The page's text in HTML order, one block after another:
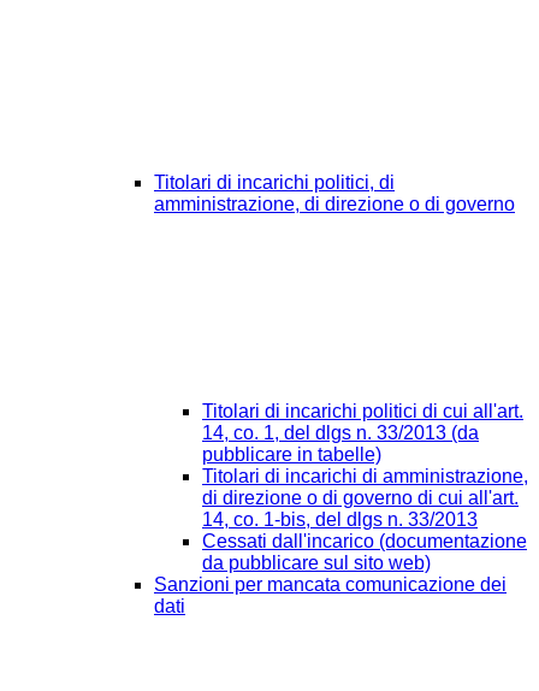
Titolari di incarichi politici, di
amministrazione, di direzione o di governo
Titolari di incarichi politici di cui all'art.
14, co. 1, del dlgs n. 33/2013 (da
pubblicare in tabelle)
Titolari di incarichi di amministrazione,
di direzione o di governo di cui all'art.
14, co. 1-bis, del dlgs n. 33/2013
Cessati dall'incarico (documentazione
da pubblicare sul sito web)
Sanzioni per mancata comunicazione dei
dati